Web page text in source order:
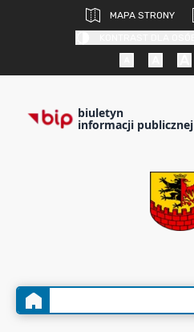
MAPA STRONY
biuletyn
informacji publicznej